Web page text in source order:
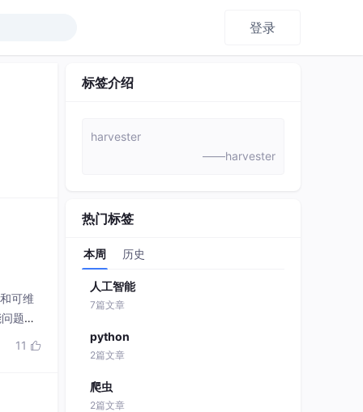
登录
可维
题排
11 
标签介绍
harvester
——harvester
热门标签
本周 历史
人工智能
7篇文章
python
2篇文章
爬虫
2篇文章